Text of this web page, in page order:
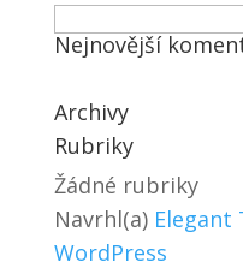
Vyhledávání
Nejnovější
Archivy
Rubriky
Žádné rubriky
Navrhl(a) Elegant
WordPress